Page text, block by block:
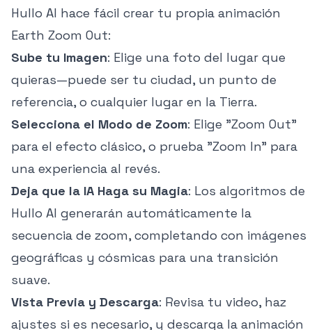
Hullo AI hace fácil crear tu propia animación
Earth Zoom Out:
Sube tu Imagen: Elige una foto del lugar que
quieras—puede ser tu ciudad, un punto de
referencia, o cualquier lugar en la Tierra.
Selecciona el Modo de Zoom: Elige "Zoom Out"
para el efecto clásico, o prueba "Zoom In" para
una experiencia al revés.
Deja que la IA Haga su Magia: Los algoritmos de
Hullo AI generarán automáticamente la
secuencia de zoom, completando con imágenes
geográficas y cósmicas para una transición
suave.
Vista Previa y Descarga: Revisa tu video, haz
ajustes si es necesario, y descarga la animación